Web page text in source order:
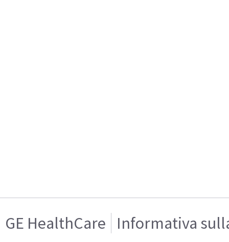
GE HealthCare Informativa